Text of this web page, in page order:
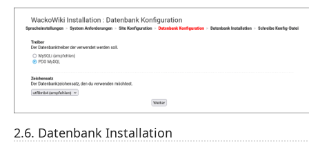
2.6. Datenbank Installation